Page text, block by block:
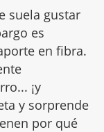
suela gustar
es
en fibra.
¡y
y sorprende
por qué